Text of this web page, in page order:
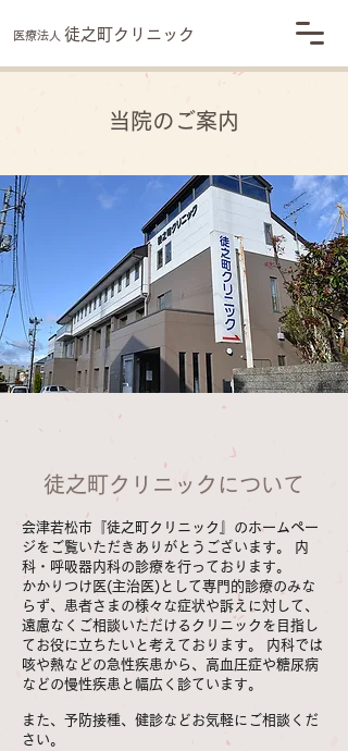
医療法人 徒之町クリニック
当院のご案内
徒之町クリニックについて
会津若松市『徒之町クリニック』のホームペー
ジをご覧いただきありがとうございます。 内
科・呼吸器内科の診療を行っております。
かかりつけ医(主治医)として専門的診療のみな
らず、患者さまの様々な症状や訴えに対して、
遠慮なくご相談いただけるクリニックを目指し
てお役に立ちたいと考えております。 内科では
咳や熱などの急性疾患から、高血圧症や糖尿病
などの慢性疾患と幅広く診ています。
また、予防接種、健診などお気軽にご相談くだ
さい。